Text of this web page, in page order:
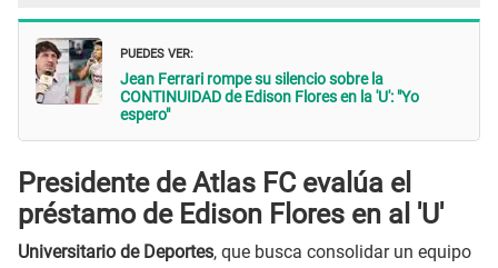
PUEDES VER:
Jean Ferrari rompe su silencio sobre la
CONTINUIDAD de Edison Flores en la 'U': "Yo
espero"
Presidente de Atlas FC evalúa el
préstamo de Edison Flores en al 'U'
Universitario de Deportes, que busca consolidar un equipo